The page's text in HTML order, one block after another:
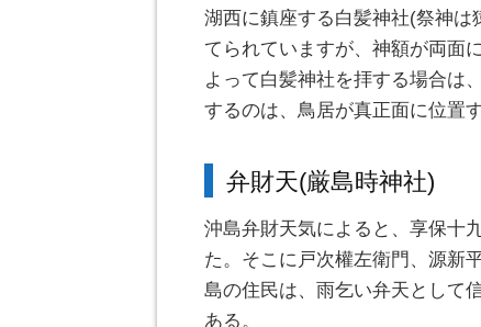
湖西に鎮座する白髪神社(祭神
てられていますが、神額が両面
よって白髪神社を拝する場合は
するのは、鳥居が真正面に位置
弁財天(厳島時神社)
沖島弁財天気によると、享保十
た。そこに戸次權左衛門、源新
島の住民は、雨乞い弁天として
ある。